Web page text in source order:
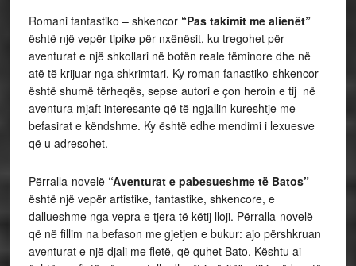
Romani fantastiko – shkencor “Pas takimit me alienët”
është një vepër tipike për nxënësit, ku tregohet për
aventurat e një shkollari në botën reale fëminore dhe në
atë të krijuar nga shkrimtari. Ky roman fanastiko-shkencor
është shumë tërheqës, sepse autori e çon heroin e tij në
aventura mjaft interesante që të ngjallin kureshtje me
befasirat e këndshme. Ky është edhe mendimi i lexuesve
që u adresohet.
Përralla-novelë “Aventurat e pabesueshme të Batos”
është një vepër artistike, fantastike, shkencore, e
dallueshme nga vepra e tjera të këtij lloji. Përralla-novelë
që në fillim na befason me gjetjen e bukur: ajo përshkruan
aventurat e një djali me fletë, që quhet Bato. Kështu ai